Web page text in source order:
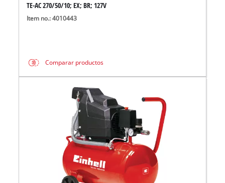
TE-AC 270/50/10; EX; BR; 127V
Item no.: 4010443
Comparar productos